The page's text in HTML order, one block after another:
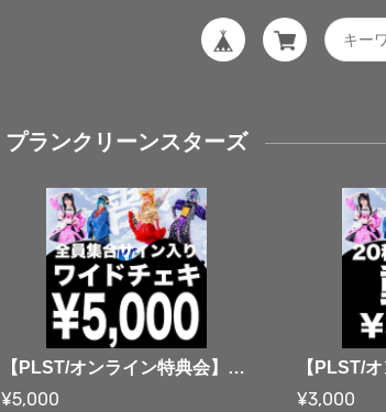
プランクリーンスターズ
【PLST/オンライン特典会】08/16 プランクリーンスターズ 全員集合サイン入りワイドチェキ【水着衣装】
¥5,000 ¥3,000